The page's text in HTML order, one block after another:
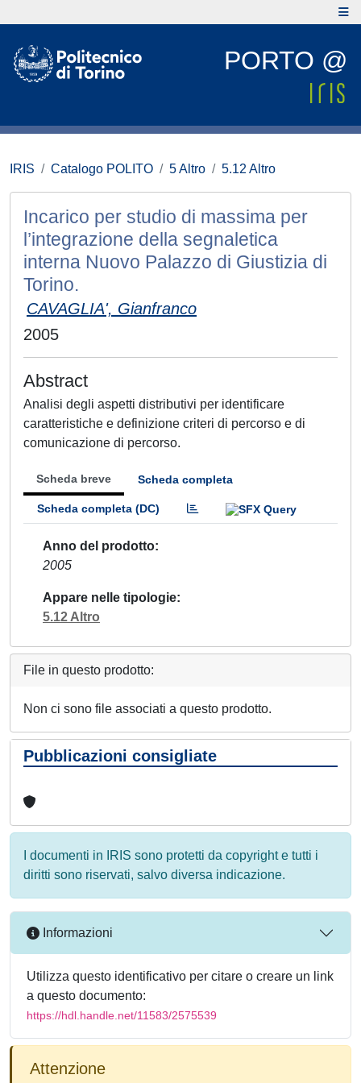
PORTO @
IRIS Catalogo POLITO 5 Altro 5.12 Altro
Incarico per studio di massima per
l’integrazione della segnaletica
interna Nuovo Palazzo di Giustizia di
Torino.
CAVAGLIA', Gianfranco
2005
Abstract
Analisi degli aspetti distributivi per identificare
caratteristiche e definizione criteri di percorso e di
comunicazione di percorso.
Scheda breve Scheda completa
Scheda completa (DC)
Anno del prodotto
2005
Appare nelle tipologie
5.12 Altro
File in questo prodotto:
Non ci sono file associati a questo prodotto.
Pubblicazioni consigliate
I documenti in IRIS sono protetti da copyright e tutti i
diritti sono riservati, salvo diversa indicazione.
Informazioni
Utilizza questo identificativo per citare o creare un link
a questo documento:
https://hdl.handle.net/11583/2575539
Attenzione